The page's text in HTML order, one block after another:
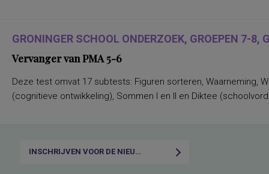
(verbale) geheugenfuncties
aandacht en concentratie bij het
verwerken van non-linguistische stimuli;
interferentie-effecten
aandachtsproblemen
aandachtstekortstoornis
aanwezigheid, ernst, differentiëring
GRONINGER SCHOOL ONDERZOEK, GROEPEN 7-8,
Vervanger van PMA 5-6
Deze test omvat 17 subtests: Figuren sorteren, Waarneming,
(cognitieve ontwik­keling), Sommen I en II en Diktee
INSCHRIJVEN VOOR DE NIEUWSBRIEF